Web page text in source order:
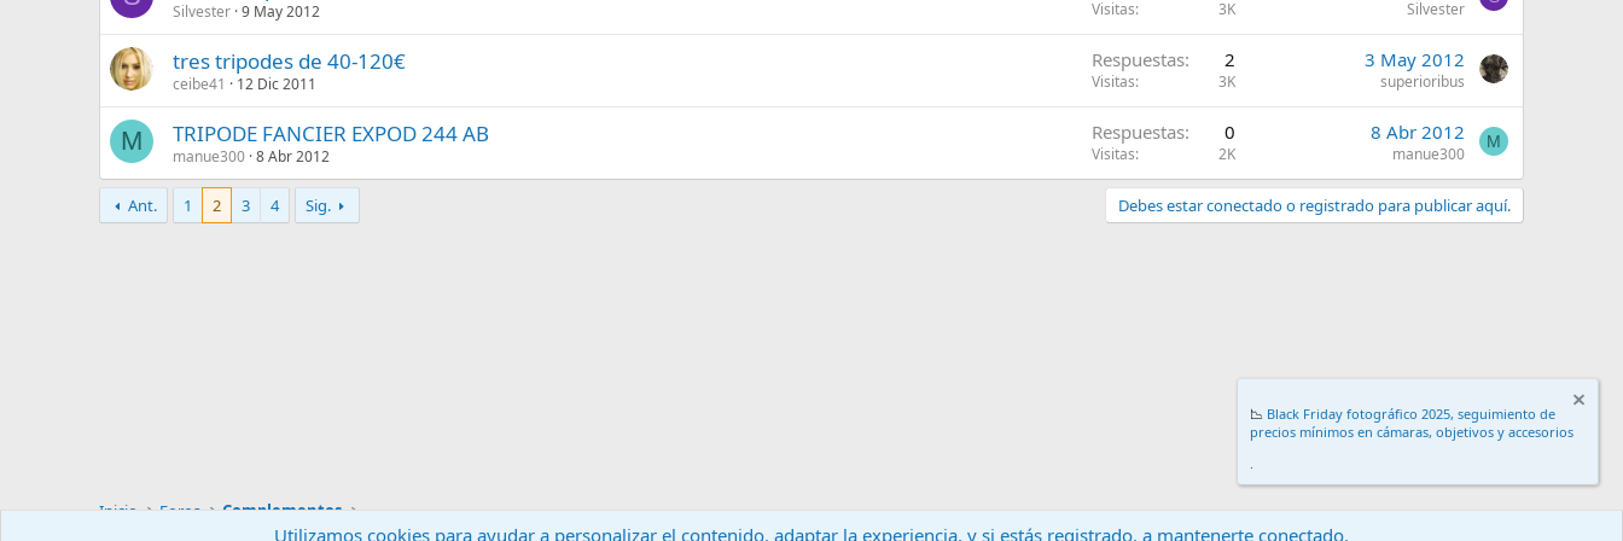
Silvester 9 May 2012 Visitas 3K Silvester
tres tripodes de 40-120€
ceibe41 12 Dic 2011
Respuestas 2
Visitas 3K
3 May 2012
superioribus
M TRIPODE FANCIER EXPOD 244 AB
manue300 8 Abr 2012
Respuestas 0
Visitas 2K
8 Abr 2012
manue300
M
Ant. 1 2 3 4 Sig. Debes estar conectado o registrado para publicar aquí.
Inicio Foros Complementos
📉 Black Friday fotográfico 2025, seguimiento de
precios mínimos en cámaras, objetivos y accesorios
.
Utilizamos cookies para ayudar a personalizar el contenido, adaptar la experiencia, y si estás registrado, a mantenerte conectado.